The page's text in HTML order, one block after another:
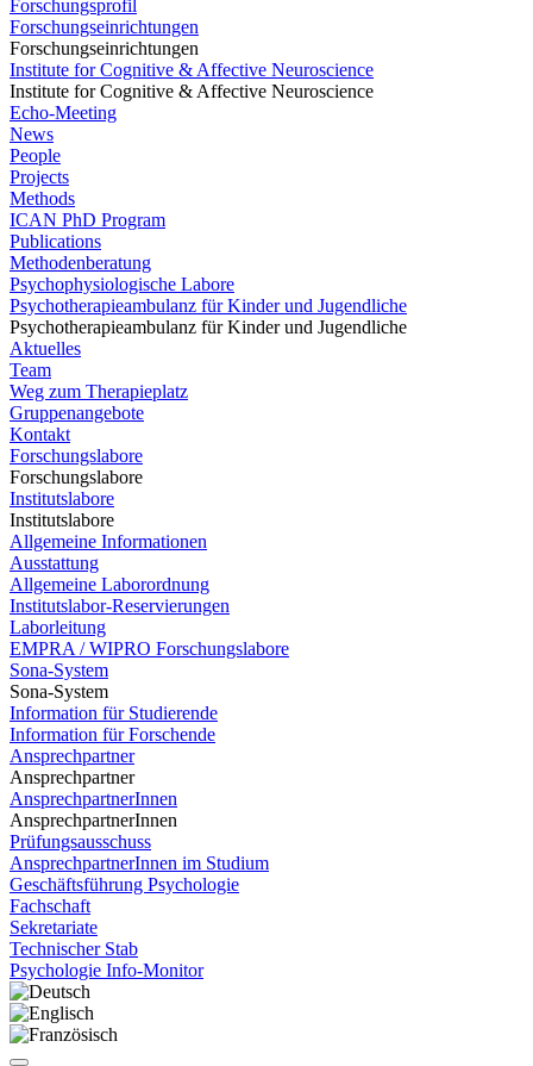
Forschungsprofil
Forschungseinrichtungen
Forschungseinrichtungen
Institute for Cognitive & Affective Neuroscience
Institute for Cognitive & Affective Neuroscience
Echo-Meeting
News
People
Projects
Methods
ICAN PhD Program
Publications
Methodenberatung
Psychophysiologische Labore
Psychotherapieambulanz für Kinder und Jugendliche
Psychotherapieambulanz für Kinder und Jugendliche
Aktuelles
Team
Weg zum Therapieplatz
Gruppenangebote
Kontakt
Forschungslabore
Forschungslabore
Institutslabore
Institutslabore
Allgemeine Informationen
Ausstattung
Allgemeine Laborordnung
Institutslabor-Reservierungen
Laborleitung
EMPRA / WIPRO Forschungslabore
Sona-System
Sona-System
Information für Studierende
Information für Forschende
Ansprechpartner
Ansprechpartner
AnsprechpartnerInnen
AnsprechpartnerInnen
Prüfungsausschuss
AnsprechpartnerInnen im Studium
Geschäftsführung Psychologie
Fachschaft
Sekretariate
Technischer Stab
Psychologie Info-Monitor